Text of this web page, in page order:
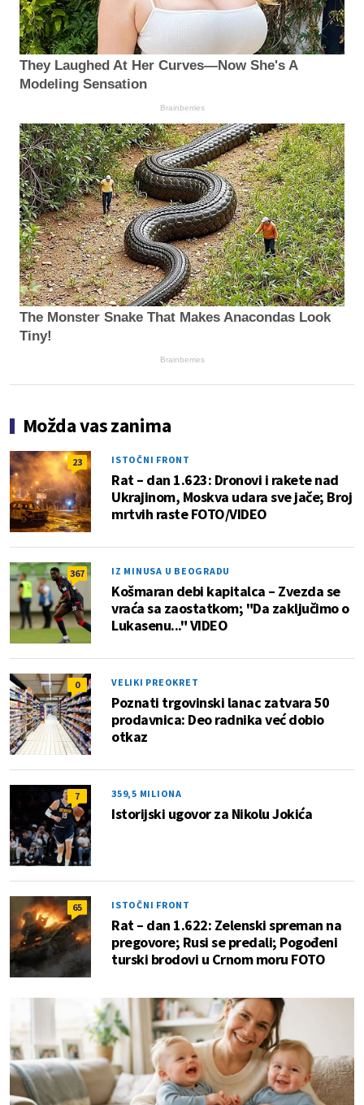
They Laughed At Her Curves—Now She's A
Modeling Sensation
Brainberries
The Monster Snake That Makes Anacondas Look
Tiny!
Brainberries
Možda vas zanima
23 ISTOČNI FRONT
Rat – dan 1.623: Dronovi i rakete nad
Ukrajinom, Moskva udara sve jače; Broj
mrtvih raste FOTO/VIDEO
367 IZ MINUSA U BEOGRADU
Košmaran debi kapitalca – Zvezda se
vraća sa zaostatkom; "Da zaključimo o
Lukasenu..." VIDEO
0 VELIKI PREOKRET
Poznati trgovinski lanac zatvara 50
prodavnica: Deo radnika već dobio
otkaz
7 359,5 MILIONA
Istorijski ugovor za Nikolu Jokića
65 ISTOČNI FRONT
Rat – dan 1.622: Zelenski spreman na
pregovore; Rusi se predali; Pogođeni
turski brodovi u Crnom moru FOTO